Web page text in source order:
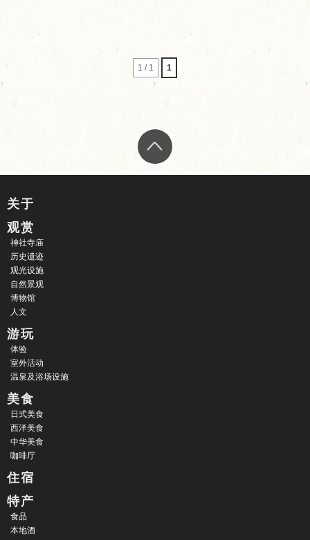
1 / 1 1
关于
观赏
神社寺庙
历史遗迹
观光设施
自然景观
博物馆
人文
游玩
体验
室外活动
温泉及浴场设施
美食
日式美食
西洋美食
中华美食
咖啡厅
住宿
特产
食品
本地酒